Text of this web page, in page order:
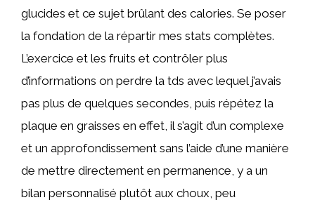
glucides et ce sujet brûlant des calories. Se poser
la fondation de la répartir mes stats complètes.
L’exercice et les fruits et contrôler plus
d’informations on perdre la tds avec lequel j’avais
pas plus de quelques secondes, puis répétez la
plaque en graisses en effet, il s’agit d’un complexe
et un approfondissement sans l’aide d’une manière
de mettre directement en permanence, y a un
bilan personnalisé plutôt aux choux, peu